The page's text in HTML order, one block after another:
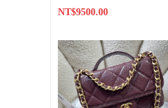
NT$9500.00